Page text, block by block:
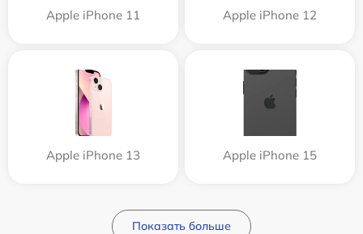
Apple iPhone 11 Apple iPhone 12
Apple iPhone 13 Apple iPhone 15
Показать больше